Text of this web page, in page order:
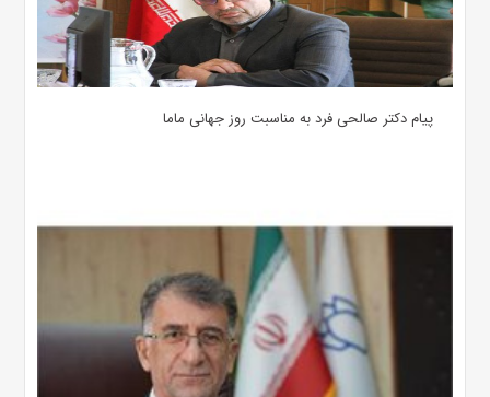
پیام دکتر صالحی فرد به مناسبت روز جهانی ماما